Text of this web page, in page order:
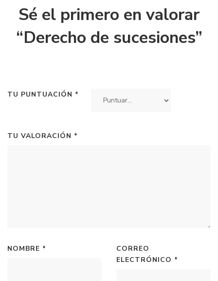
Sé el primero en valorar
“Derecho de sucesiones”
TU PUNTUACIÓN *
TU VALORACIÓN *
NOMBRE *
CORREO
ELECTRÓNICO *